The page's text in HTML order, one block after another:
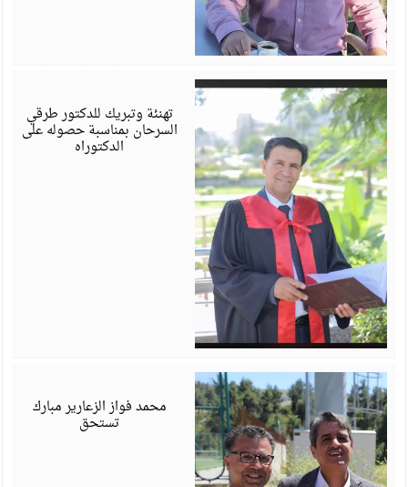
تهنئة وتبريك للدكتور طرقي
السرحان بمناسبة حصوله على
الدكتوراه
محمد فواز الزعارير مبارك
تستحق